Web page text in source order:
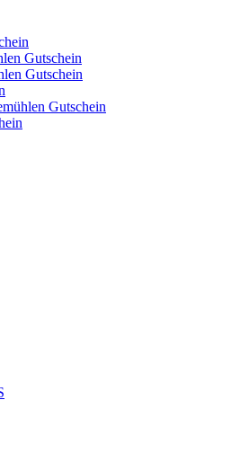
Gutschein
Gutschein
Gutschein